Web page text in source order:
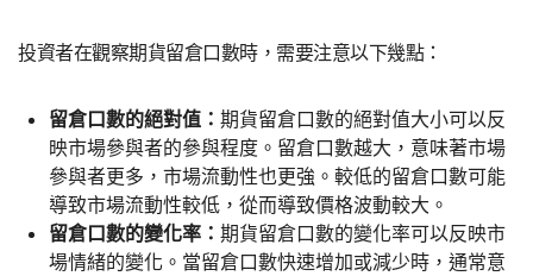
投資者在觀察期貨留倉口數時，需要注意以下幾點：
留倉口數的絕對值： 期貨留倉口數的絕對值大小可以反
映市場參與者的參與程度。留倉口數越大，意味著市場
參與者更多，市場流動性也更強。較低的留倉口數可能
導致市場流動性較低，從而導致價格波動較大。
留倉口數的變化率： 期貨留倉口數的變化率可以反映市
場情緒的變化。當留倉口數快速增加或減少時，通常意